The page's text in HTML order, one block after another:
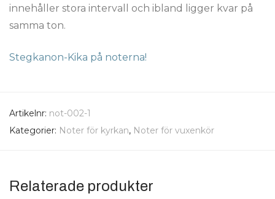
innehåller stora intervall och ibland ligger kvar på
samma ton.
Stegkanon-Kika på noterna!
Artikelnr: not-002-1
Kategorier: Noter för kyrkan, Noter för vuxenkör
Relaterade produkter